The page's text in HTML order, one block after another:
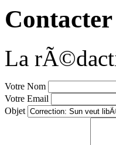
Contacter
La
Votre Nom
Votre Email
Objet